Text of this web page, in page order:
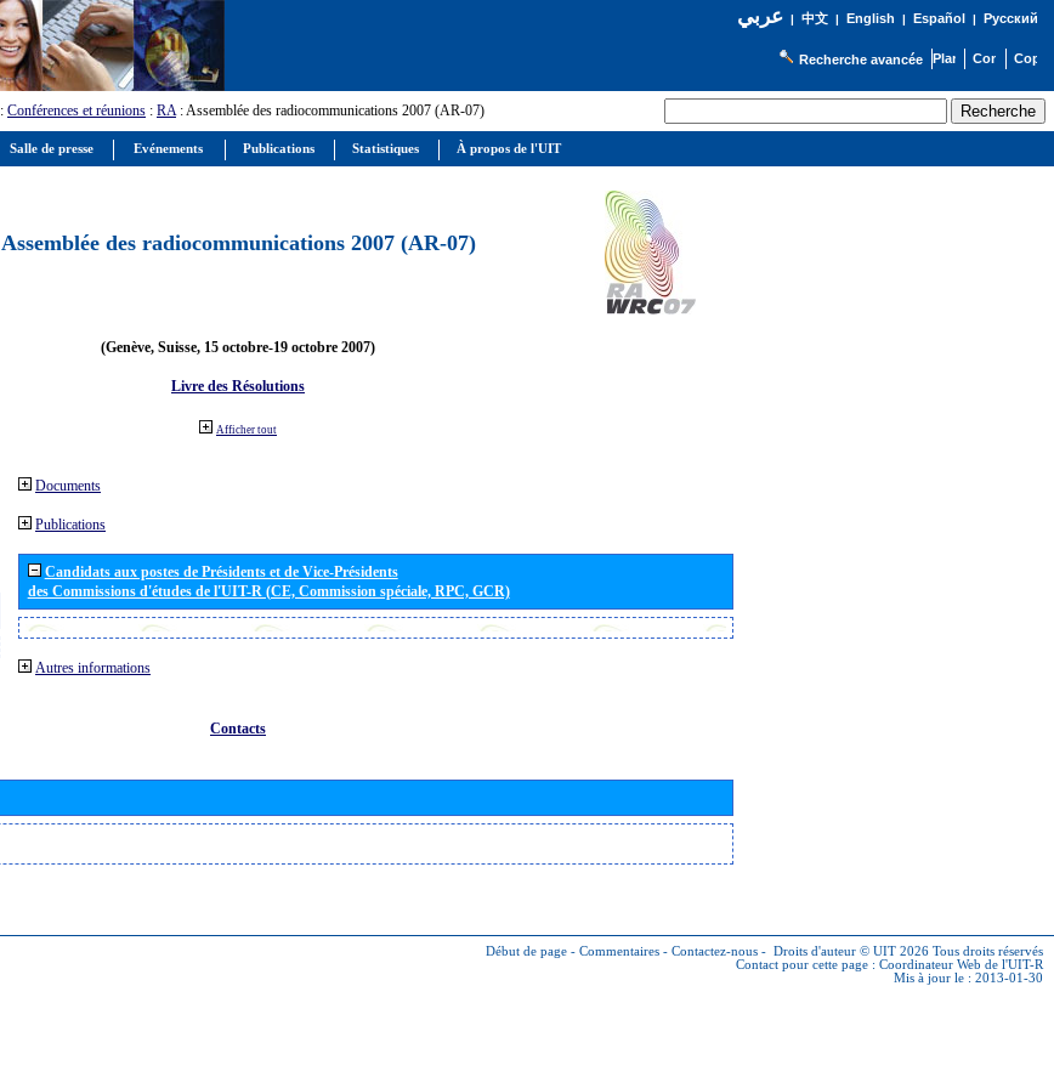
عربي| 中文| English | Español | Русский
Recherche avancée
: Conférences et réunions : RA: Assemblée des radiocommunications 2007 (AR-07)
Assemblée des radiocommunications 2007 (AR-07)
(Genève, Suisse, 15 octobre-19 octobre 2007)
Livre des Résolutions
Afficher tout
Documents
Publications
Candidats aux postes de Présidents et de Vice-Présidents
des Commissions d'études de l'UIT-R (CE, Commission spéciale, RPC, GCR)
Autres informations
Contacts
Début de page - Commentaires - Contactez-nous - Droits d'auteur © UIT 2026 Tous droits réservés
Contact pour cette page : Coordinateur Web de l'UIT-R
Mis à jour le : 2013-01-30
Salle de presse Evénements Publications Statistiques À propos de l'UIT